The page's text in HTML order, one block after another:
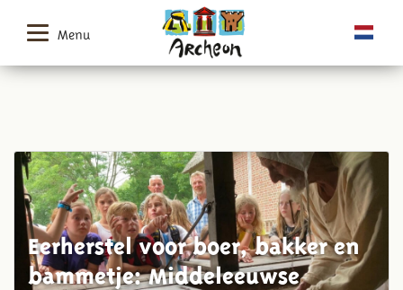
Menu
Eerherstel voor boer, bakker en
bammetje: Middeleeuwse